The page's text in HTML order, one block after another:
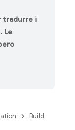
tradurre i
Le
Build